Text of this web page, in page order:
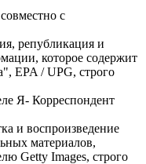
с
републикация и
которое содержит
EPA / UPG, строго
Я- Корреспондент
и воспроизведение
материалов,
Getty Images, строго